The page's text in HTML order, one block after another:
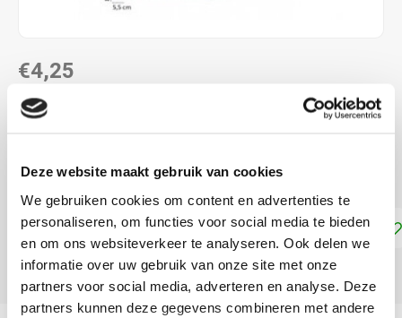
Deze website maakt gebruik van cookies
We gebruiken cookies om content en advertenties te
personaliseren, om functies voor social media te bieden
en om ons websiteverkeer te analyseren. Ook delen we
informatie over uw gebruik van onze site met onze
partners voor social media, adverteren en analyse. Deze
partners kunnen deze gegevens combineren met andere
€4,25
DIRECT LEVERBAAR
meer
Toevoegen aan winkelwagen